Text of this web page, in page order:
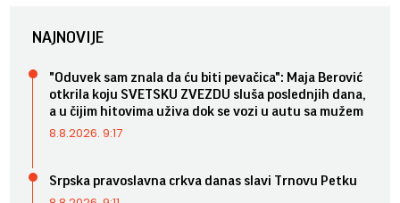
NAJNOVIJE
"Oduvek sam znala da ću biti pevačica": Maja Berović
otkrila koju SVETSKU ZVEZDU sluša poslednjih dana,
a u čijim hitovima uživa dok se vozi u autu sa mužem
8.8.2026. 9:17
Srpska pravoslavna crkva danas slavi Trnovu Petku